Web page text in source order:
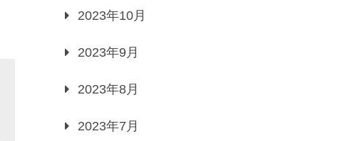
2023年10月
2023年9月
2023年8月
2023年7月